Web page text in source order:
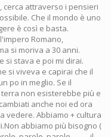
cerca attraverso i pensieri
Che il mondo è uno
è così e basta.
Romano,
si moriva a 30 anni.
si stava e poi mi dirai.
si viveva e capirai che il
po in meglio. Se il
non esisterebbe più e
anche noi ed ora
vedere. Abbiamo + cultura
abbiamo più bisogno (